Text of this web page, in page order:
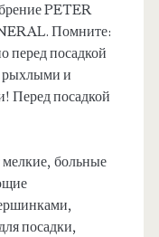
PETER
Помните:
перед посадкой
рыхлыми и
Перед посадкой
мелкие, больные
посадки,